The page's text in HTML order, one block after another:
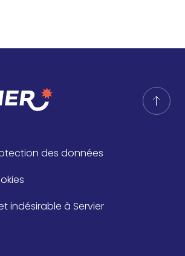
des données
indésirable à Servier